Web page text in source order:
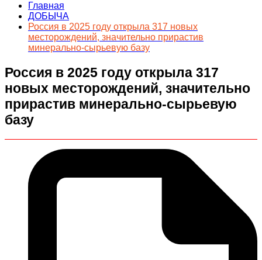
Главная
ДОБЫЧА
Россия в 2025 году открыла 317 новых
месторождений, значительно прирастив
минерально-сырьевую базу
Россия в 2025 году открыла 317
новых месторождений, значительно
прирастив минерально-сырьевую
базу